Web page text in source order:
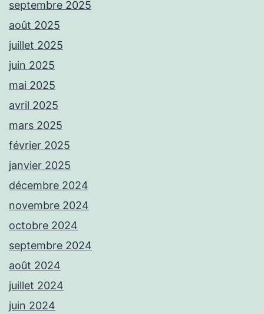
septembre 2025
août 2025
juillet 2025
juin 2025
mai 2025
avril 2025
mars 2025
février 2025
janvier 2025
décembre 2024
novembre 2024
octobre 2024
septembre 2024
août 2024
juillet 2024
juin 2024